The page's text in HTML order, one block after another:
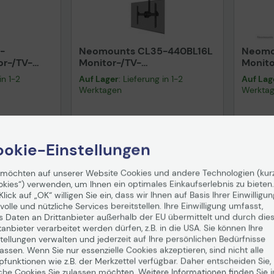
TV-
70 Zoll
1-2
Neomounts CL35-440BL16L
Monitor-/TV-
Deckenhalterung 37-70 Zoll
Auf Lager: Lieferung in 1-2
Werktagen
In den Warenkorb
Hinweis
Technisches Produktdatenblatt
Auf
Einstellungen
auf unserer Website Cookies und andere Technologien
verwenden, um Ihnen ein optimales Einkaufserlebnis zu bieten.
auf „OK“ willigen Sie ein, dass wir Ihnen auf Basis Ihrer
und nützliche Services bereitstellen. Ihre Einwilligung umfasst,
Daten an Drittanbieter außerhalb der EU übermittelt und durch
verarbeitet werden dürfen, z.B. in die USA. Sie können Ihre
verwalten und jederzeit auf Ihre persönlichen Bedürfnisse
Wenn Sie nur essenzielle Cookies akzeptieren, sind nicht alle
wie z.B. der Merkzettel verfügbar. Daher entscheiden Sie,